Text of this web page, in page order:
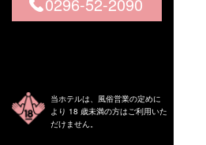
当ホテルは、風俗営業の定めに
より 18 歳未満の方はご利用いた
だけません。